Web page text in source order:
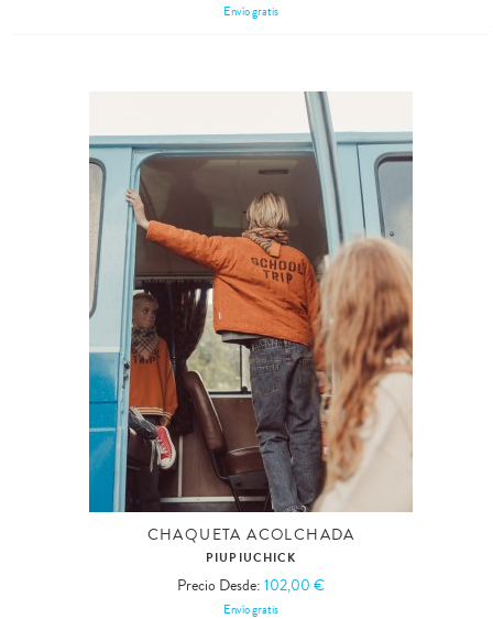
Envío gratis
CHAQUETA ACOLCHADA
PIUPIUCHICK
Precio Desde:102,00 €
Envío gratis